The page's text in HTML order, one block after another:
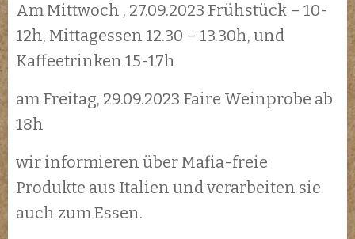
Am Mittwoch , 27.09.2023 Frühstück – 10-
12h, Mittagessen 12.30 – 13.30h, und
Kaffeetrinken 15-17h
am Freitag, 29.09.2023 Faire Weinprobe ab
18h
wir informieren über Mafia-freie
Produkte aus Italien und verarbeiten sie
auch zum Essen.